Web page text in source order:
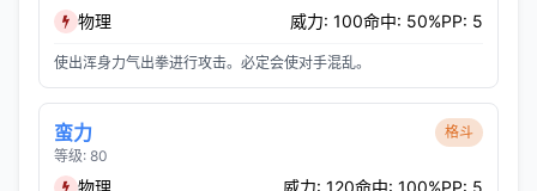
物理 威力: 100命中: 50%PP: 5
使出浑身力气出拳进行攻击。必定会使对手混乱。
蛮力
等级: 80
格斗
物理 威力: 120命中: 100%PP: 5